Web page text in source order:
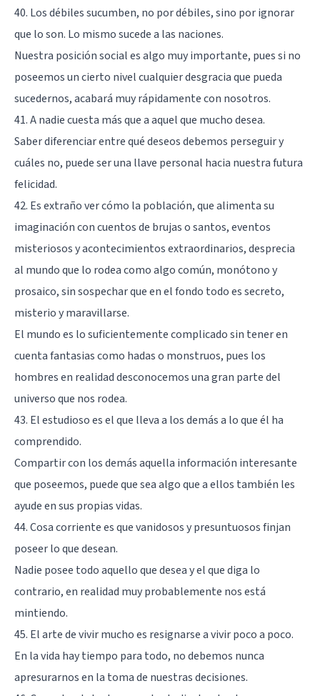
40. Los débiles sucumben, no por débiles, sino por ignorar
que lo son. Lo mismo sucede a las naciones.
Nuestra posición social es algo muy importante, pues si no
poseemos un cierto nivel cualquier desgracia que pueda
sucedernos, acabará muy rápidamente con nosotros.
41. A nadie cuesta más que a aquel que mucho desea.
Saber diferenciar entre qué deseos debemos perseguir y
cuáles no, puede ser una llave personal hacia nuestra futura
felicidad.
42. Es extraño ver cómo la población, que alimenta su
imaginación con cuentos de brujas o santos, eventos
misteriosos y acontecimientos extraordinarios, desprecia
al mundo que lo rodea como algo común, monótono y
prosaico, sin sospechar que en el fondo todo es secreto,
misterio y maravillarse.
El mundo es lo suficientemente complicado sin tener en
cuenta fantasias como hadas o monstruos, pues los
hombres en realidad desconocemos una gran parte del
universo que nos rodea.
43. El estudioso es el que lleva a los demás a lo que él ha
comprendido.
Compartir con los demás aquella información interesante
que poseemos, puede que sea algo que a ellos también les
ayude en sus propias vidas.
44. Cosa corriente es que vanidosos y presuntuosos finjan
poseer lo que desean.
Nadie posee todo aquello que desea y el que diga lo
contrario, en realidad muy probablemente nos está
mintiendo.
45. El arte de vivir mucho es resignarse a vivir poco a poco.
En la vida hay tiempo para todo, no debemos nunca
apresurarnos en la toma de nuestras decisiones.